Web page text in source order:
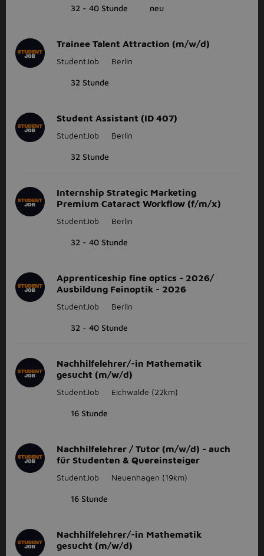
32 - 40 Stunde neu
Trainee Talent Attraction (m/w/d)
StudentJob Berlin
32 Stunde
Student Assistant (ID 407)
StudentJob Berlin
32 Stunde
Internship Strategic Marketing
Premium Cataract Workflow (f/m/x)
StudentJob Berlin
32 - 40 Stunde
Apprenticeship fine optics - 2026/
Ausbildung Feinoptik - 2026
StudentJob Berlin
32 - 40 Stunde
Nachhilfelehrer/-in Mathematik
gesucht (m/w/d)
StudentJob Eichwalde (22km)
16 Stunde
Nachhilfelehrer / Tutor (m/w/d) - auch
für Studenten & Quereinsteiger
StudentJob Neuenhagen (19km)
16 Stunde
Nachhilfelehrer/-in Mathematik
gesucht (m/w/d)